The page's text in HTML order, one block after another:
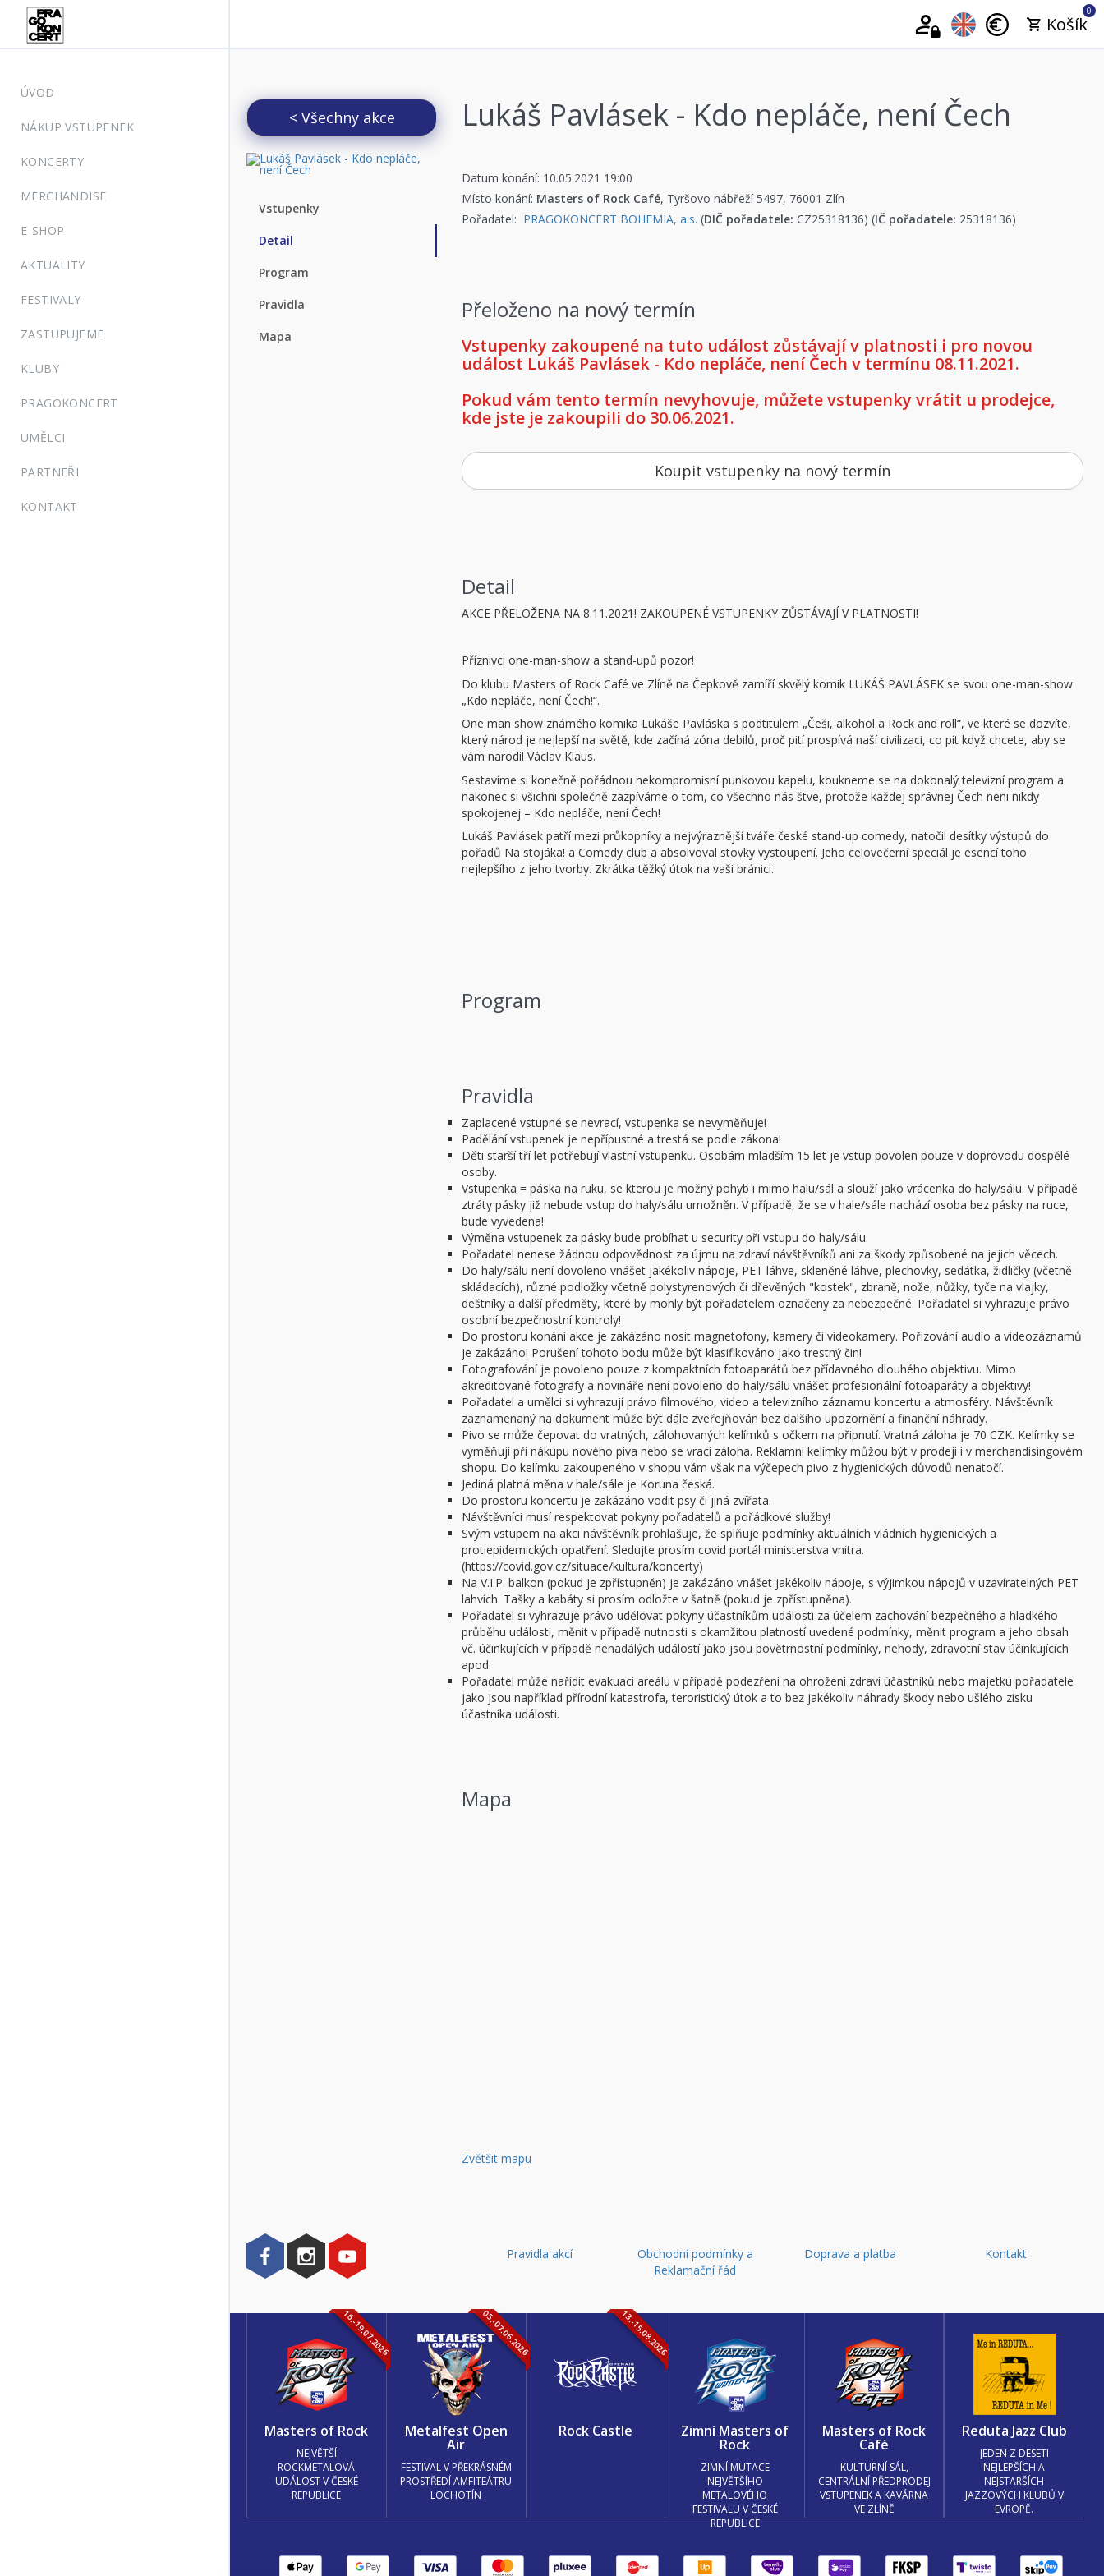
0
Košík
ÚVOD
NÁKUP VSTUPENEK
KONCERTY
MERCHANDISE
E-SHOP
AKTUALITY
FESTIVALY
ZASTUPUJEME
KLUBY
PRAGOKONCERT
UMĚLCI
PARTNEŘI
KONTAKT
< Všechny akce
Vstupenky
Detail
Program
Pravidla
Mapa
Lukáš Pavlásek - Kdo nepláče, není Čech
Datum konání: 10.05.2021 19:00
Místo konání: Masters of Rock Café, Tyršovo nábřeží 5497, 76001 Zlín
Pořadatel: PRAGOKONCERT BOHEMIA, a.s. (DIČ pořadatele: CZ25318136) (IČ pořadatele: 25318136)
Přeloženo na nový termín
Vstupenky zakoupené na tuto událost zůstávají v platnosti i pro novou
událost Lukáš Pavlásek - Kdo nepláče, není Čech v termínu 08.11.2021.
Pokud vám tento termín nevyhovuje, můžete vstupenky vrátit u prodejce,
kde jste je zakoupili do 30.06.2021.
Koupit vstupenky na nový termín
Detail
AKCE PŘELOŽENA NA 8.11.2021! ZAKOUPENÉ VSTUPENKY ZŮSTÁVAJÍ V PLATNOSTI!
Příznivci one-man-show a stand-upů pozor!
Do klubu Masters of Rock Café ve Zlíně na Čepkově zamíří skvělý komik LUKÁŠ PAVLÁSEK se svou one-man-show
„Kdo nepláče, není Čech!“.
One man show známého komika Lukáše Pavláska s podtitulem „Češi, alkohol a Rock and roll“, ve které se dozvíte,
který národ je nejlepší na světě, kde začíná zóna debilů, proč pití prospívá naší civilizaci, co pít když chcete, aby se
vám narodil Václav Klaus.
Sestavíme si konečně pořádnou nekompromisní punkovou kapelu, koukneme se na dokonalý televizní program a
nakonec si všichni společně zazpíváme o tom, co všechno nás štve, protože každej správnej Čech neni nikdy
spokojenej – Kdo nepláče, není Čech!
Lukáš Pavlásek patří mezi průkopníky a nejvýraznější tváře české stand-up comedy, natočil desítky výstupů do
pořadů Na stojáka! a Comedy club a absolvoval stovky vystoupení. Jeho celovečerní speciál je esencí toho
nejlepšího z jeho tvorby. Zkrátka těžký útok na vaši bránici.
Program
Pravidla
Zaplacené vstupné se nevrací, vstupenka se nevyměňuje!
Padělání vstupenek je nepřípustné a trestá se podle zákona!
Děti starší tří let potřebují vlastní vstupenku. Osobám mladším 15 let je vstup povolen pouze v doprovodu dospělé
osoby.
Vstupenka = páska na ruku, se kterou je možný pohyb i mimo halu/sál a slouží jako vrácenka do haly/sálu. V případě
ztráty pásky již nebude vstup do haly/sálu umožněn. V případě, že se v hale/sále nachází osoba bez pásky na ruce,
bude vyvedena!
Výměna vstupenek za pásky bude probíhat u security při vstupu do haly/sálu.
Pořadatel nenese žádnou odpovědnost za újmu na zdraví návštěvníků ani za škody způsobené na jejich věcech.
Do haly/sálu není dovoleno vnášet jakékoliv nápoje, PET láhve, skleněné láhve, plechovky, sedátka, židličky (včetně
skládacích), různé podložky včetně polystyrenových či dřevěných "kostek", zbraně, nože, nůžky, tyče na vlajky,
deštníky a další předměty, které by mohly být pořadatelem označeny za nebezpečné. Pořadatel si vyhrazuje právo
osobní bezpečnostní kontroly!
Do prostoru konání akce je zakázáno nosit magnetofony, kamery či videokamery. Pořizování audio a videozáznamů
je zakázáno! Porušení tohoto bodu může být klasifikováno jako trestný čin!
Fotografování je povoleno pouze z kompaktních fotoaparátů bez přídavného dlouhého objektivu. Mimo
akreditované fotografy a novináře není povoleno do haly/sálu vnášet profesionální fotoaparáty a objektivy!
Pořadatel a umělci si vyhrazují právo filmového, video a televizního záznamu koncertu a atmosféry. Návštěvník
zaznamenaný na dokument může být dále zveřejňován bez dalšího upozornění a finanční náhrady.
Pivo se může čepovat do vratných, zálohovaných kelímků s očkem na připnutí. Vratná záloha je 70 CZK. Kelímky se
vyměňují při nákupu nového piva nebo se vrací záloha. Reklamní kelímky můžou být v prodeji i v merchandisingovém
shopu. Do kelímku zakoupeného v shopu vám však na výčepech pivo z hygienických důvodů nenatočí.
Jediná platná měna v hale/sále je Koruna česká.
Do prostoru koncertu je zakázáno vodit psy či jiná zvířata.
Návštěvníci musí respektovat pokyny pořadatelů a pořádkové služby!
Svým vstupem na akci návštěvník prohlašuje, že splňuje podmínky aktuálních vládních hygienických a
protiepidemických opatření. Sledujte prosím covid portál ministerstva vnitra.
(https://covid.gov.cz/situace/kultura/koncerty)
Na V.I.P. balkon (pokud je zpřístupněn) je zakázáno vnášet jakékoliv nápoje, s výjimkou nápojů v uzavíratelných PET
lahvích. Tašky a kabáty si prosím odložte v šatně (pokud je zpřístupněna).
Pořadatel si vyhrazuje právo udělovat pokyny účastníkům události za účelem zachování bezpečného a hladkého
průběhu události, měnit v případě nutnosti s okamžitou platností uvedené podmínky, měnit program a jeho obsah
vč. účinkujících v případě nenadálých událostí jako jsou povětrnostní podmínky, nehody, zdravotní stav účinkujících
apod.
Pořadatel může nařídit evakuaci areálu v případě podezření na ohrožení zdraví účastníků nebo majetku pořadatele
jako jsou například přírodní katastrofa, teroristický útok a to bez jakékoliv náhrady škody nebo ušlého zisku
účastníka události.
Mapa
Zvětšit mapu
Pravidla akcí
Obchodní podmínky a
Reklamační řád
Doprava a platba Kontakt
16.-19.07.2026
Masters of Rock
NEJVĚTŠÍ
ROCKMETALOVÁ
UDÁLOST V ČESKÉ
REPUBLICE
05.-07.06.2026
Metalfest Open
Air
FESTIVAL V PŘEKRÁSNÉM
PROSTŘEDÍ AMFITEÁTRU
LOCHOTÍN
13.-15.08.2026
Rock Castle Zimní Masters of
Rock
ZIMNÍ MUTACE
NEJVĚTŠÍHO
METALOVÉHO
FESTIVALU V ČESKÉ
REPUBLICE
Masters of Rock
Café
KULTURNÍ SÁL,
CENTRÁLNÍ PŘEDPRODEJ
VSTUPENEK A KAVÁRNA
VE ZLÍNĚ
Reduta Jazz Club
JEDEN Z DESETI
NEJLEPŠÍCH A
NEJSTARŠÍCH
JAZZOVÝCH KLUBŮ V
EVROPĚ.